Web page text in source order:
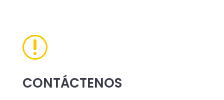
r
CONTÁCTENOS